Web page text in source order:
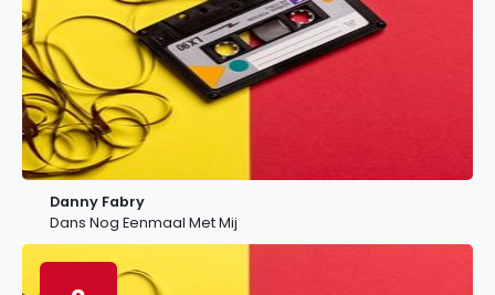
Danny Fabry
Dans Nog Eenmaal Met Mij